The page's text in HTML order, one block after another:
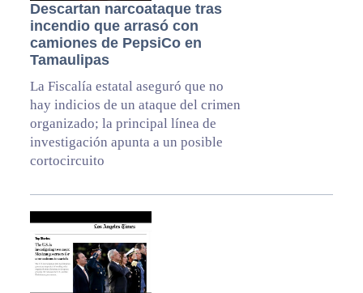
Descartan narcoataque tras
incendio que arrasó con
camiones de PepsiCo en
Tamaulipas
La Fiscalía estatal aseguró que no
hay indicios de un ataque del crimen
organizado; la principal línea de
investigación apunta a un posible
cortocircuito